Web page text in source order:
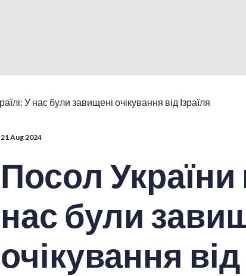
21 Aug 2024
Посол України
нас були
очікування від